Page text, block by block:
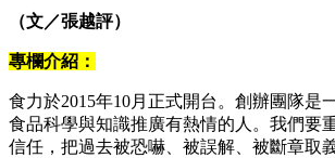
（文／張越評）
專欄介紹：
食力於2015年10月正式開台。創辦團隊是
食品科學與知識推廣有熱情的人。我們要
信任，把過去被恐嚇、被誤解、被斷章取